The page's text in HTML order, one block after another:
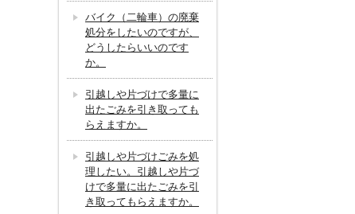
バイク（二輪車）の廃棄
処分をしたいのですが、
どうしたらいいのです
か。
引越しや片づけで多量に
出たごみを引き取っても
らえますか。
引越しや片づけごみを処
理したい。引越しや片づ
けで多量に出たごみを引
き取ってもらえますか。